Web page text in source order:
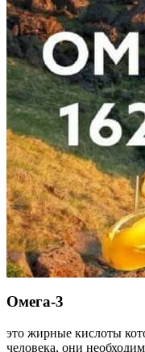
Омега-3
это жирные кислоты
человека, они